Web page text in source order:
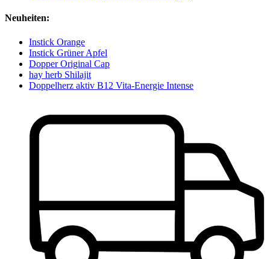
Neuheiten:
Instick Orange
Instick Grüner Apfel
Dopper Original Cap
hay herb Shilajit
Doppelherz aktiv B12 Vita-Energie Intense